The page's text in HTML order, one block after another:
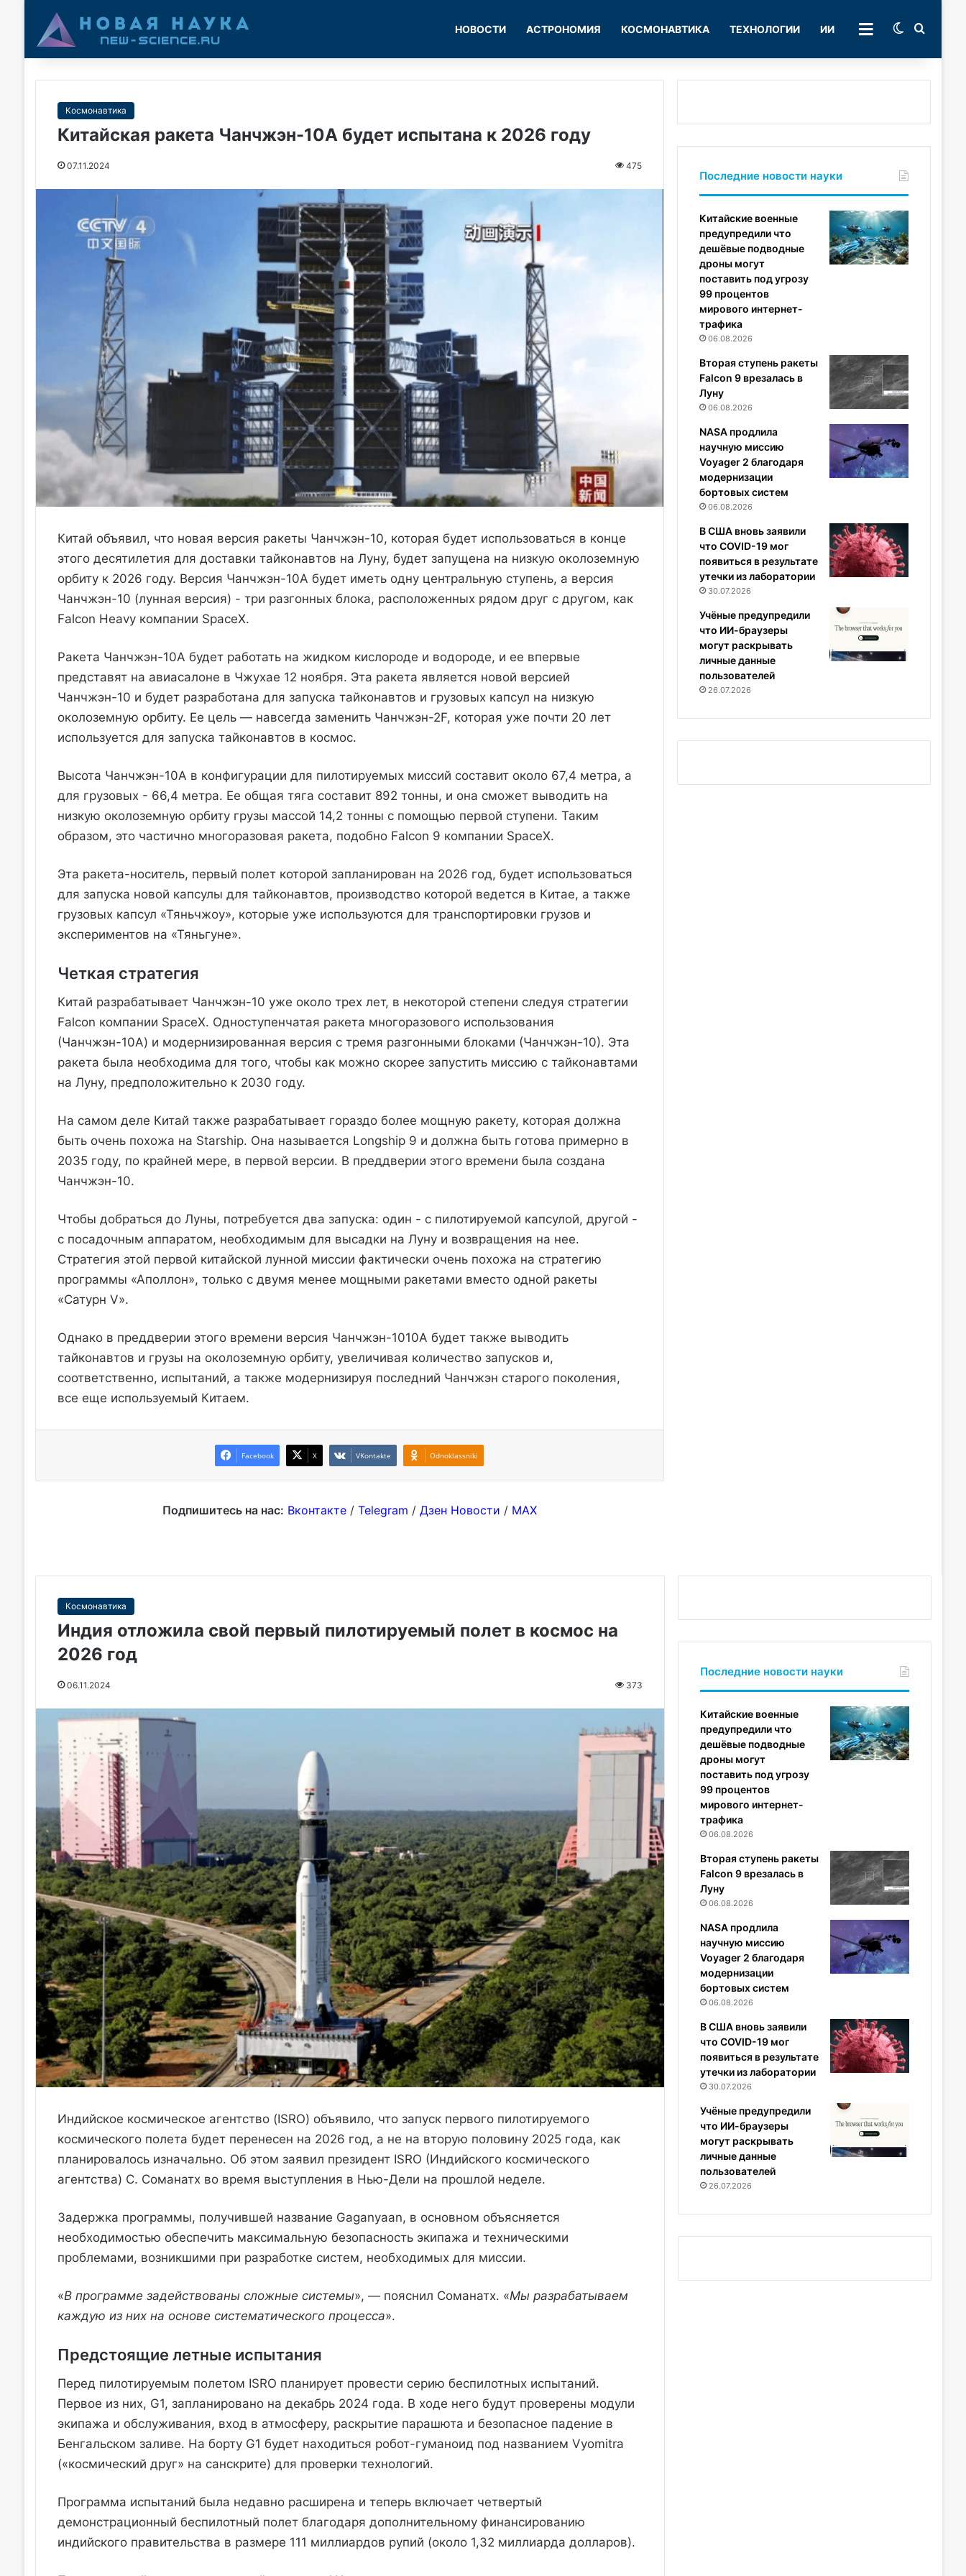
НОВОСТИ АСТРОНОМИЯ КОСМОНАВТИКА ТЕХНОЛОГИИ ИИ РУБРИКИSwitch skin
Космонавтика
Китайская ракета Чанчжэн-10A будет испытана к 2026 году
07.11.2024 475
Китай объявил, что новая версия ракеты Чанчжэн-10, которая будет использоваться в конце
этого десятилетия для доставки тайконавтов на Луну, будет запущена на низкую околоземную
орбиту к 2026 году. Версия Чанчжэн-10А будет иметь одну центральную ступень, а версия
Чанчжэн-10 (лунная версия) - три разгонных блока, расположенных рядом друг с другом, как
Falcon Heavy компании SpaceX.
Ракета Чанчжэн-10A будет работать на жидком кислороде и водороде, и ее впервые
представят на авиасалоне в Чжухае 12 ноября. Эта ракета является новой версией
Чанчжэн-10 и будет разработана для запуска тайконавтов и грузовых капсул на низкую
околоземную орбиту. Ее цель — навсегда заменить Чанчжэн-2F, которая уже почти 20 лет
используется для запуска тайконавтов в космос.
Высота Чанчжэн-10A в конфигурации для пилотируемых миссий составит около 67,4 метра, а
для грузовых - 66,4 метра. Ее общая тяга составит 892 тонны, и она сможет выводить на
низкую околоземную орбиту грузы массой 14,2 тонны с помощью первой ступени. Таким
образом, это частично многоразовая ракета, подобно Falcon 9 компании SpaceX.
Эта ракета-носитель, первый полет которой запланирован на 2026 год, будет использоваться
для запуска новой капсулы для тайконавтов, производство которой ведется в Китае, а также
грузовых капсул «Тяньчжоу», которые уже используются для транспортировки грузов и
экспериментов на «Тяньгуне».
Четкая стратегия
Китай разрабатывает Чанчжэн-10 уже около трех лет, в некоторой степени следуя стратегии
Falcon компании SpaceX. Одноступенчатая ракета многоразового использования
(Чанчжэн-10A) и модернизированная версия с тремя разгонными блоками (Чанчжэн-10). Эта
ракета была необходима для того, чтобы как можно скорее запустить миссию с тайконавтами
на Луну, предположительно к 2030 году.
На самом деле Китай также разрабатывает гораздо более мощную ракету, которая должна
быть очень похожа на Starship. Она называется Longship 9 и должна быть готова примерно в
2035 году, по крайней мере, в первой версии. В преддверии этого времени была создана
Чанчжэн-10.
Чтобы добраться до Луны, потребуется два запуска: один - с пилотируемой капсулой, другой -
с посадочным аппаратом, необходимым для высадки на Луну и возвращения на нее.
Стратегия этой первой китайской лунной миссии фактически очень похожа на стратегию
программы «Аполлон», только с двумя менее мощными ракетами вместо одной ракеты
«Сатурн V».
Однако в преддверии этого времени версия Чанчжэн-1010A будет также выводить
тайконавтов и грузы на околоземную орбиту, увеличивая количество запусков и,
соответственно, испытаний, а также модернизируя последний Чанчжэн старого поколения,
все еще используемый Китаем.
Facebook X VKontakte Odnoklassniki
Подпишитесь на нас: Вконтакте/ Telegram / Дзен Новости / MAX
Последние новости науки
Китайские военные
предупредили что
дешёвые подводные
дроны могут
поставить под угрозу
99 процентов
мирового интернет-
трафика
06.08.2026
Вторая ступень ракеты
Falcon 9 врезалась в
Луну
06.08.2026
NASA продлила
научную миссию
Voyager 2 благодаря
модернизации
бортовых систем
06.08.2026
В США вновь заявили
что COVID-19 мог
появиться в результате
утечки из лаборатории
30.07.2026
Учёные предупредили
что ИИ-браузеры
могут раскрывать
личные данные
пользователей
26.07.2026